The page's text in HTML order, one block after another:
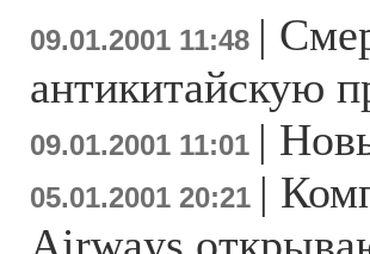
09.01.2001 11:48 |
антикитайскую
09.01.2001 11:01 |
05.01.2001 20:21 |